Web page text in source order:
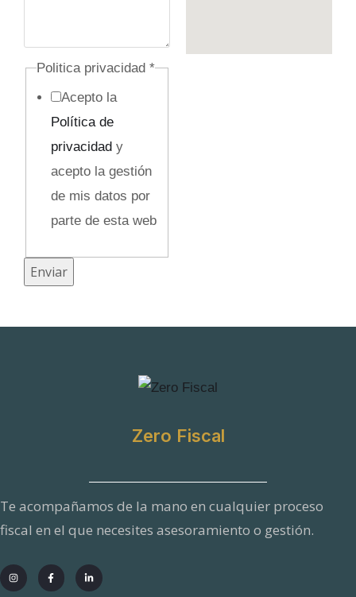
Politica privacidad *
Acepto la
Política de
privacidady
acepto la gestión
de mis datos por
parte de esta web
Enviar
Zero Fiscal
Te acompañamos de la mano en cualquier proceso
fiscal en el que necesites asesoramiento o gestión.